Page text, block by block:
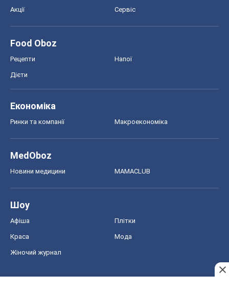
Акції Сервіс
Food Oboz
Рецепти Напої
Дієти
Економіка
Ринки та компанії Макроекономіка
MedOboz
Новини медицини MAMACLUB
Шоу
Афіша Плітки
Краса Мода
Жіночий журнал